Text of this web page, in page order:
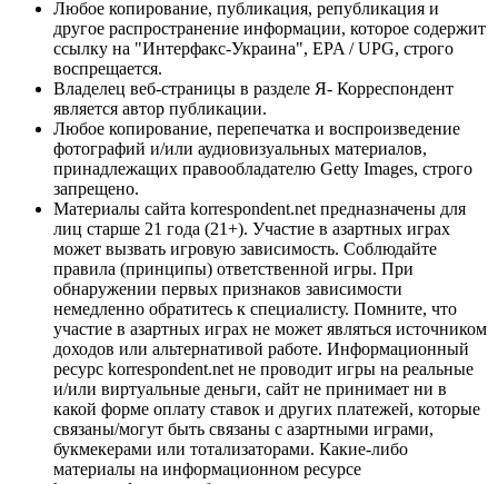
Любое копирование, публикация, републикация и
другое распространение информации, которое содержит
ссылку на "Интерфакс-Украина", EPA / UPG, строго
воспрещается.
Владелец веб-страницы в разделе Я- Корреспондент
является автор публикации.
Любое копирование, перепечатка и воспроизведение
фотографий и/или аудиовизуальных материалов,
принадлежащих правообладателю Getty Images, строго
запрещено.
Материалы сайта korrespondent.net предназначены для
лиц старше 21 года (21+). Участие в азартных играх
может вызвать игровую зависимость. Соблюдайте
правила (принципы) ответственной игры. При
обнаружении первых признаков зависимости
немедленно обратитесь к специалисту. Помните, что
участие в азартных играх не может являться источником
доходов или альтернативой работе. Информационный
ресурс korrespondent.net не проводит игры на реальные
и/или виртуальные деньги, сайт не принимает ни в
какой форме оплату ставок и других платежей, которые
связаны/могут быть связаны с азартными играми,
букмекерами или тотализаторами. Какие-либо
материалы на информационном ресурсе